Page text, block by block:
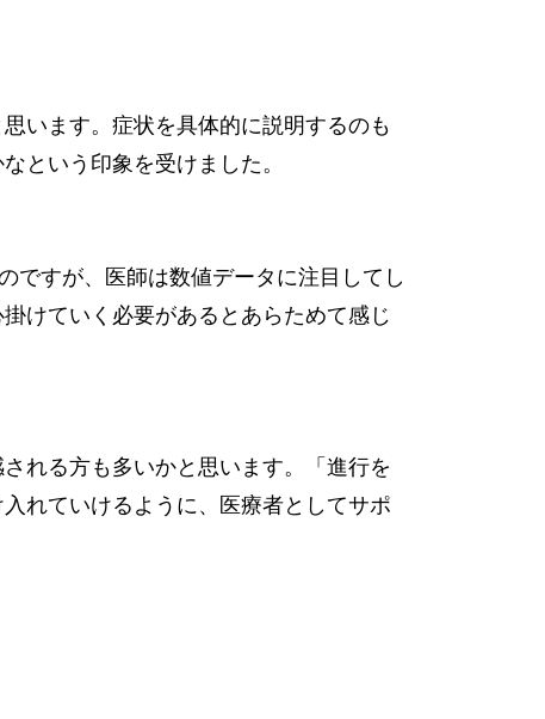
います。症状を具体的に説明するのも
という印象を受けました。
ですが、医師は数値データに注目してし
けていく必要があるとあらためて感じ
れる方も多いかと思います。「進行を
れていけるように、医療者としてサポ